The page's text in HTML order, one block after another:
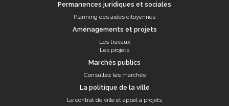
Permanences juridiques et sociales
Planning des aides citoyennes
Aménagements et projets
Les travaux
Les projets
Marchés publics
Consultez les marchés
La politique de la ville
Le contrat de ville et appel à projets